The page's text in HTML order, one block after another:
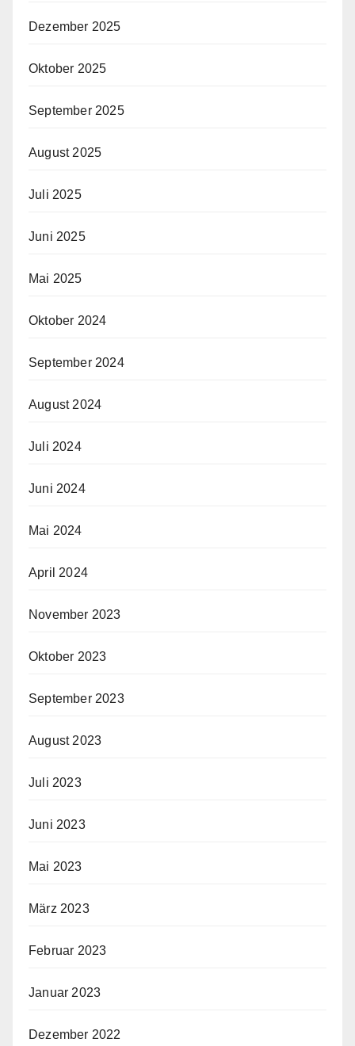
Dezember 2025
Oktober 2025
September 2025
August 2025
Juli 2025
Juni 2025
Mai 2025
Oktober 2024
September 2024
August 2024
Juli 2024
Juni 2024
Mai 2024
April 2024
November 2023
Oktober 2023
September 2023
August 2023
Juli 2023
Juni 2023
Mai 2023
März 2023
Februar 2023
Januar 2023
Dezember 2022